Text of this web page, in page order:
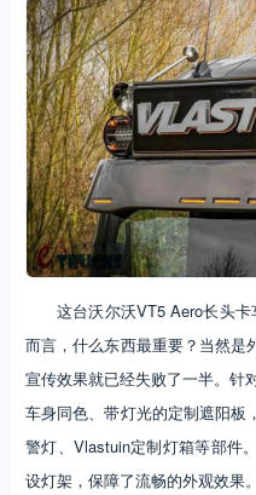
这台沃尔沃VT5 Aero长头
而言，什么东西最重要？当然是
宣传效果就已经失败了一半。针
车身同色、带灯光的定制遮阳板
警灯、Vlastuin定制灯箱等部件
设灯架，保障了流畅的外观效果。